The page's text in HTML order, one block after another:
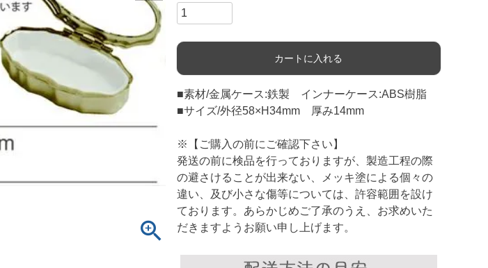
カートに入れる
■素材/金属ケース:鉄製 インナーケース:ABS樹脂
■サイズ/外径58×H34mm 厚み14mm
※【ご購入の前にご確認下さい】
発送の前に検品を行っておりますが、製造工程の際
の避さけることが出来ない、メッキ塗による個々の
違い、及び小さな傷等については、許容範囲を設け
ております。あらかじめご了承のうえ、お求めいた
だきますようお願い申し上げます。